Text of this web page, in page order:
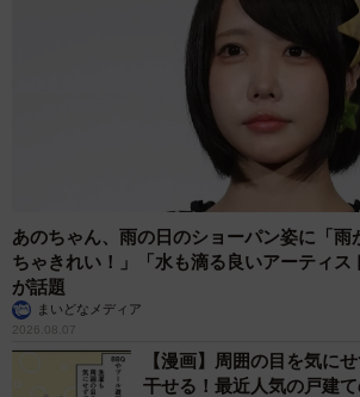
ることがあるんですよ。これは意図して
ので正直、驚いています。あと、愛犬や
のときなどたまに話し掛けますし、向こ
ージを受け取ることもありますね」
この方もやはり特殊能力は持ち合わせ
が、それでも動物とコミュニケーション
で生かしている！ACとは本当に興味深
▼ Shioriさん公式ホームページ
https://www.achawaii.net/
あのちゃん、雨の日のショーパン姿に「雨
ちゃきれい！」「水も滴る良いアーティ
が話題
まいどなメディア
2026.08.07
【漫画】周囲の目を気に
干せる！最近人気の戸建